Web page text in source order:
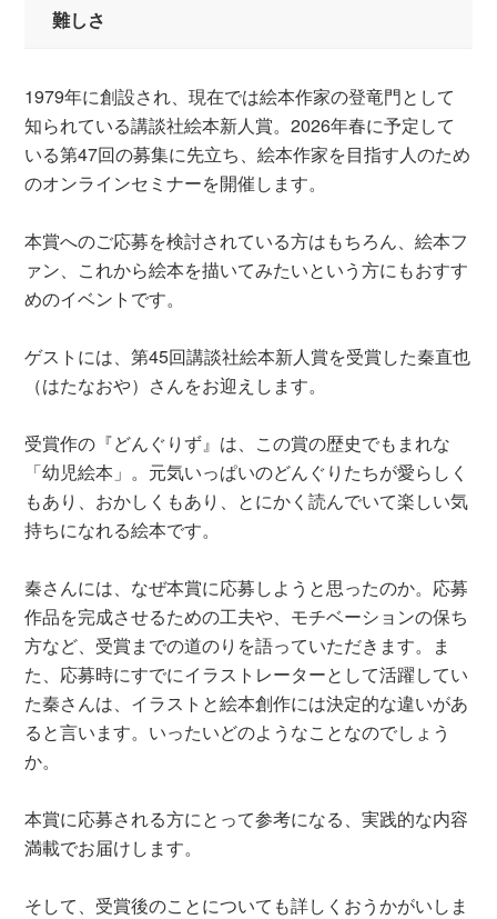
難しさ
1979年に創設され、現在では絵本作家の登竜門として
知られている講談社絵本新人賞。2026年春に予定して
いる第47回の募集に先立ち、絵本作家を目指す人のため
のオンラインセミナーを開催します。
本賞へのご応募を検討されている方はもちろん、絵本フ
ァン、これから絵本を描いてみたいという方にもおすす
めのイベントです。
ゲストには、第45回講談社絵本新人賞を受賞した秦直也
（はたなおや）さんをお迎えします。
受賞作の『どんぐりず』は、この賞の歴史でもまれな
「幼児絵本」。元気いっぱいのどんぐりたちが愛らしく
もあり、おかしくもあり、とにかく読んでいて楽しい気
持ちになれる絵本です。
秦さんには、なぜ本賞に応募しようと思ったのか。応募
作品を完成させるための工夫や、モチベーションの保ち
方など、受賞までの道のりを語っていただきます。ま
た、応募時にすでにイラストレーターとして活躍してい
た秦さんは、イラストと絵本創作には決定的な違いがあ
ると言います。いったいどのようなことなのでしょう
か。
本賞に応募される方にとって参考になる、実践的な内容
満載でお届けします。
そして、受賞後のことについても詳しくおうかがいしま